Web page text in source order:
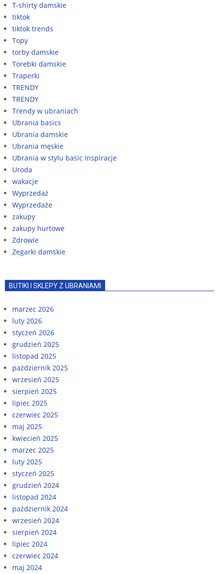
T-shirty damskie
tiktok
tiktok trends
Topy
torby damskie
Torebki damskie
Traperki
TRENDY
TRENDY
Trendy w ubraniach
Ubrania basics
Ubrania damskie
Ubrania męskie
Ubrania w stylu basic Inspiracje
Uroda
wakacje
Wyprzedaż
Wyprzedaże
zakupy
zakupy hurtowe
Zdrowie
Zegarki damskie
BUTIKI I SKLEPY Z UBRANIAMI
marzec 2026
luty 2026
styczeń 2026
grudzień 2025
listopad 2025
październik 2025
wrzesień 2025
sierpień 2025
lipiec 2025
czerwiec 2025
maj 2025
kwiecień 2025
marzec 2025
luty 2025
styczeń 2025
grudzień 2024
listopad 2024
październik 2024
wrzesień 2024
sierpień 2024
lipiec 2024
czerwiec 2024
maj 2024